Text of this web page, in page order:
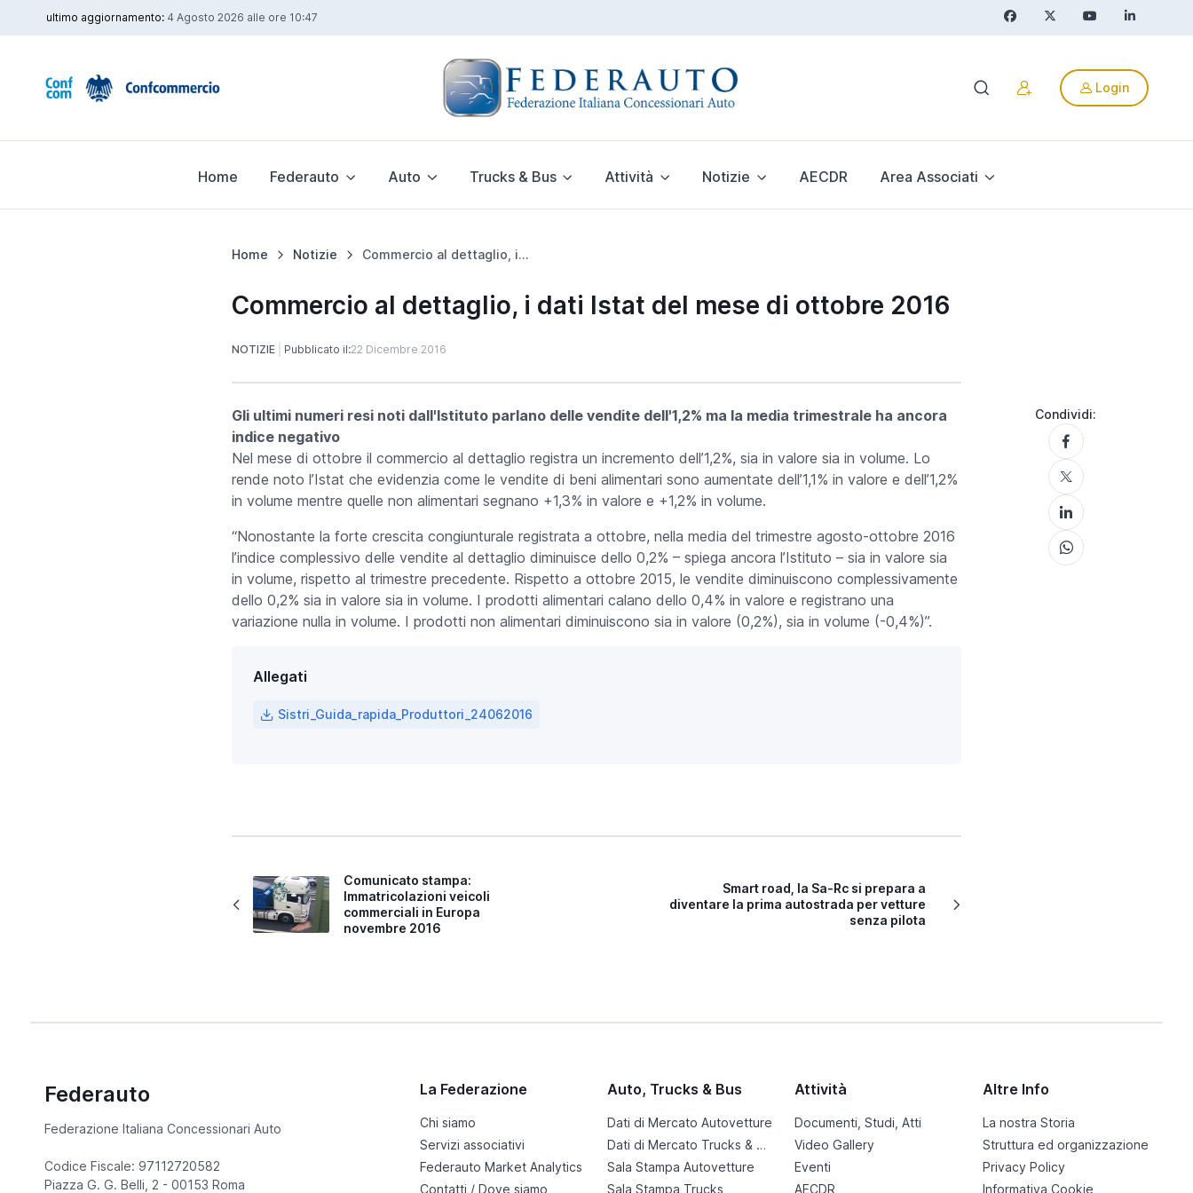
ultimo aggiornamento: 4 Agosto 2026 alle ore 10:47
Login
Home Federauto Auto Trucks & Bus Attività Notizie AECDR Area Associati
Home Notizie Commercio al dettaglio, i dati Istat del mese di ottobre 2016
Commercio al dettaglio, i dati Istat del mese di ottobre 2016
NOTIZIE Pubblicato il:22 Dicembre 2016
Gli ultimi numeri resi noti dall'Istituto parlano delle vendite dell'1,2% ma la media trimestrale ha ancora
indice negativo
Nel mese di ottobre il commercio al dettaglio registra un incremento dell’1,2%, sia in valore sia in volume. Lo
rende noto l’Istat che evidenzia come le vendite di beni alimentari sono aumentate dell’1,1% in valore e dell’1,2%
in volume mentre quelle non alimentari segnano +1,3% in valore e +1,2% in volume.
“Nonostante la forte crescita congiunturale registrata a ottobre, nella media del trimestre agosto-ottobre 2016
l’indice complessivo delle vendite al dettaglio diminuisce dello 0,2% – spiega ancora l’Istituto – sia in valore sia
in volume, rispetto al trimestre precedente. Rispetto a ottobre 2015, le vendite diminuiscono complessivamente
dello 0,2% sia in valore sia in volume. I prodotti alimentari calano dello 0,4% in valore e registrano una
variazione nulla in volume. I prodotti non alimentari diminuiscono sia in valore (0,2%), sia in volume (-0,4%)”.
Allegati
Sistri_Guida_rapida_Produttori_24062016
Comunicato stampa:
Immatricolazioni veicoli
commerciali in Europa
novembre 2016
Smart road, la Sa-Rc si prepara a
diventare la prima autostrada per vetture
senza pilota
Condividi:
Federauto
Federazione Italiana Concessionari Auto
Codice Fiscale: 97112720582
Piazza G. G. Belli, 2 - 00153 Roma
La Federazione
Chi siamo
Servizi associativi
Federauto Market Analytics
Contatti / Dove siamo
Auto, Trucks & Bus
Dati di Mercato Autovetture
Dati di Mercato Trucks & Bus
Sala Stampa Autovetture
Sala Stampa Trucks
Attività
Documenti, Studi, Atti
Video Gallery
Eventi
AECDR
Altre Info
La nostra Storia
Struttura ed organizzazione
Privacy Policy
Informativa Cookie